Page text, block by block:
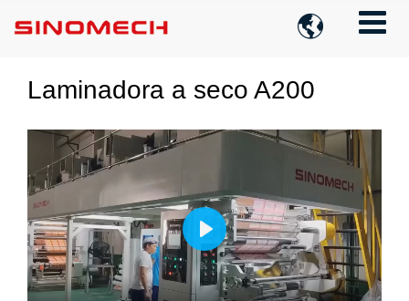

Laminadora a seco A200
Play